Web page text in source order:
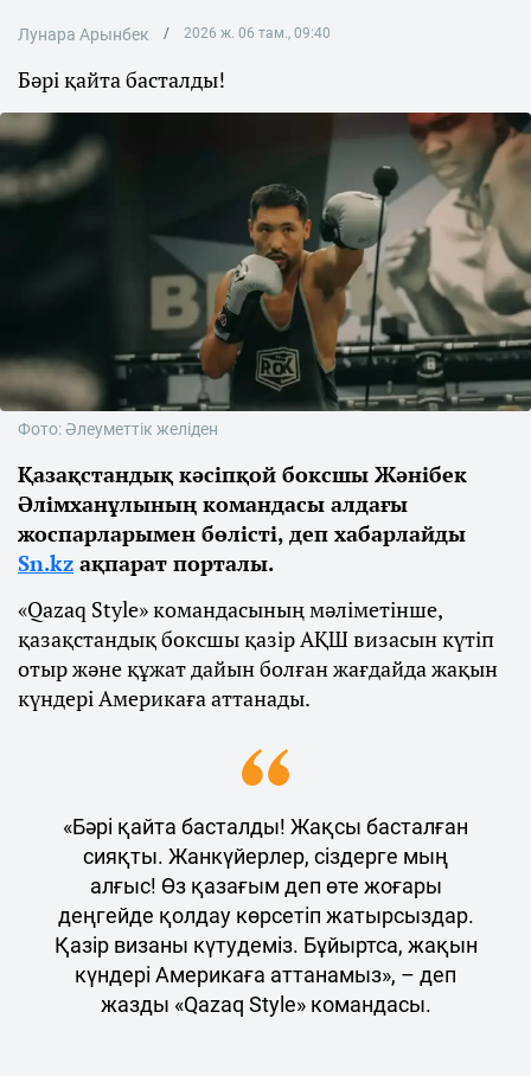
Лунара Арынбек 2026 ж. 06 там., 09:40
Бәрі қайта басталды!
Фото: Әлеуметтік желіден
Қазақстандық кәсіпқой боксшы Жәнібек
Әлімханұлының командасы алдағы
жоспарларымен бөлісті, деп хабарлайды
Sn.kz ақпарат порталы.
«Qazaq Style» командасының мәліметінше,
қазақстандық боксшы қазір АҚШ визасын күтіп
отыр және құжат дайын болған жағдайда жақын
күндері Америкаға аттанады.
«Бәрі қайта басталды! Жақсы басталған
сияқты. Жанкүйерлер, сіздерге мың
алғыс! Өз қазағым деп өте жоғары
деңгейде қолдау көрсетіп жатырсыздар.
Қазір визаны күтудеміз. Бұйыртса, жақын
күндері Америкаға аттанамыз», – деп
жазды «Qazaq Style» командасы.